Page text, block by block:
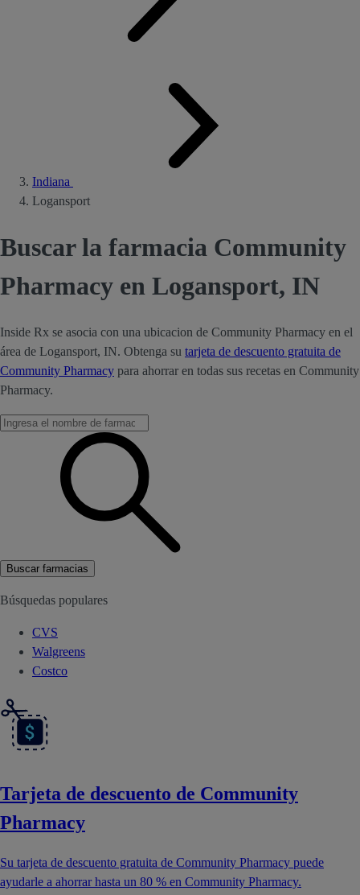
Indiana
Logansport
Buscar la farmacia Community
Pharmacy en Logansport, IN
Inside Rx se asocia con una ubicacion de Community Pharmacy en el
área de Logansport, IN. Obtenga su tarjeta de descuento gratuita de
Community Pharmacy para ahorrar en todas sus recetas en Community
Pharmacy.
Buscar farmacias
Búsquedas populares
CVS
Walgreens
Costco
Tarjeta de descuento de Community
Pharmacy
Su tarjeta de descuento gratuita de Community Pharmacy puede
ayudarle a ahorrar hasta un 80 % en Community Pharmacy.